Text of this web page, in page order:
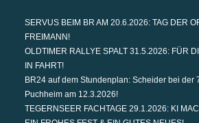
SERVUS BEIM BR AM 20.6.2026: TAG DER
FREIMANN!
OLDTIMER RALLYE SPALT 31.5.2026: FÜR
IN FAHRT!
BR24 auf dem Stundenplan: Scheider bei der
Puchheim am 12.3.2026!
TEGERNSEER FACHTAGE 29.1.2026: KI